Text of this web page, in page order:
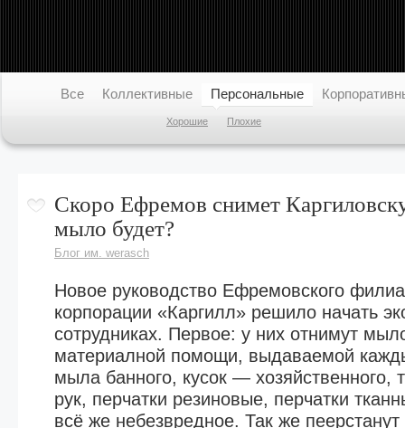
город Ефремов
первый информационный
портал
Блоги Люди
Все Коллективные Персональные
Хорошие Плохие
Скоро Ефремов снимет
мыло будет?
Блог им. werasch
Новое руководство Ефремовского
корпорации «Каргилл» решило начать
сотрудниках. Первое: у них отнимут
материалной помощи, выдаваемой
мыла банного, кусок — хозяйственного,
рук, перчатки резиновые, перчатки
всё же небезвредное. Так же